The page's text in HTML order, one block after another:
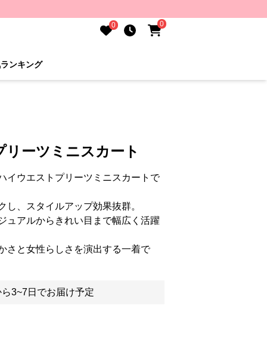
0 0
ランキング
ーツミニスカート
イウエストプリーツミニスカートで
、スタイルアップ効果抜群。
ュアルからきれい目まで幅広く活躍
さと女性らしさを演出する一着で
3~7日でお届け予定